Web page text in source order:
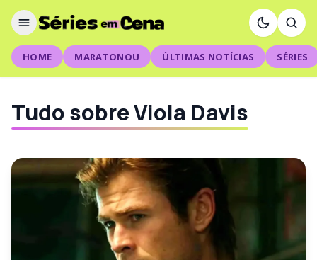
HOME MARATONOU ÚLTIMAS NOTÍCIAS SÉRIES
Tudo sobre Viola Davis